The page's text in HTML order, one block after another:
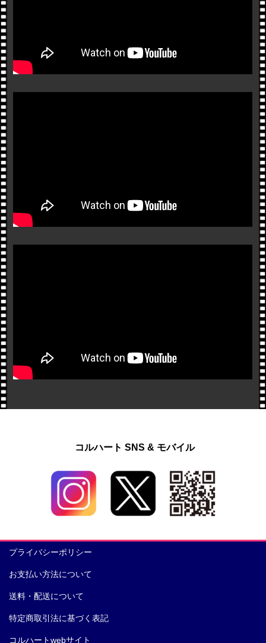
コルハート SNS & モバイル
プライバシーポリシー
お支払い方法について
送料・配送について
特定商取引法に基づく表記
コルハートwebサイト